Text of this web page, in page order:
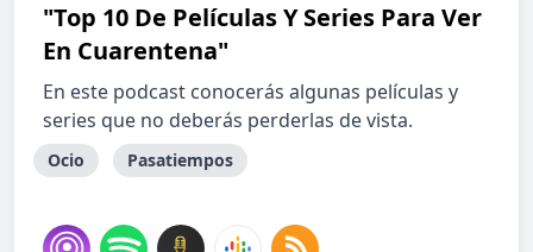
"Top 10 De Películas Y Series Para Ver
En Cuarentena"
En este podcast conocerás algunas películas y
series que no deberás perderlas de vista.
Ocio Pasatiempos